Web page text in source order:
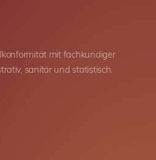
mit fachkundiger
sanitär und statistisch.